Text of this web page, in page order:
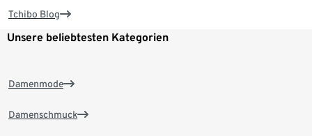
Tchibo Blog
Unsere beliebtesten Kategorien
Damenmode
Damenschmuck